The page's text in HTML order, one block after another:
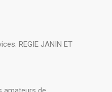
REGIE JANIN ET